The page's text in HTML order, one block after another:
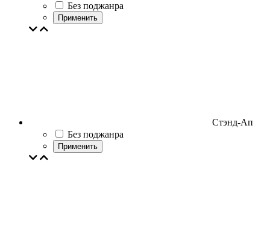
Без поджанра
Применить
Стэнд-Ап
Без поджанра
Применить